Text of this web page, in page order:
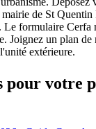
de St
Le formulaire Cerfa
Joignez un plan de
extérieure.
pour votre